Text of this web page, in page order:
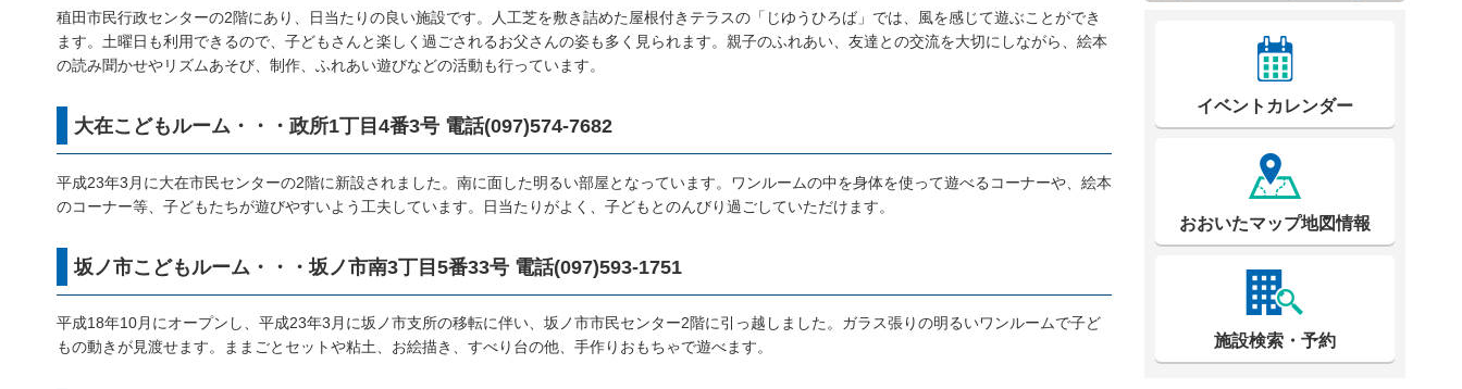
稙田市民行政センターの2階にあり、日当たりの良い施設です。人工芝を敷き詰めた屋根付きテラスの「じゆうひろば」では、風を感じて遊ぶことができ
ます。土曜日も利用できるので、子どもさんと楽しく過ごされるお父さんの姿も多く見られます。親子のふれあい、友達との交流を大切にしながら、絵本
の読み聞かせやリズムあそび、制作、ふれあい遊びなどの活動も行っています。
大在こどもルーム・・・政所1丁目4番3号 電話(097)574-7682
平成23年3月に大在市民センターの2階に新設されました。南に面した明るい部屋となっています。ワンルームの中を身体を使って遊べるコーナーや、絵本
のコーナー等、子どもたちが遊びやすいよう工夫しています。日当たりがよく、子どもとのんびり過ごしていただけます。
坂ノ市こどもルーム・・・坂ノ市南3丁目5番33号 電話(097)593-1751
平成18年10月にオープンし、平成23年3月に坂ノ市支所の移転に伴い、坂ノ市市民センター2階に引っ越しました。ガラス張りの明るいワンルームで子ど
もの動きが見渡せます。ままごとセットや粘土、お絵描き、すべり台の他、手作りおもちゃで遊べます。
イベントカレンダー
おおいたマップ地図情報
施設検索・予約